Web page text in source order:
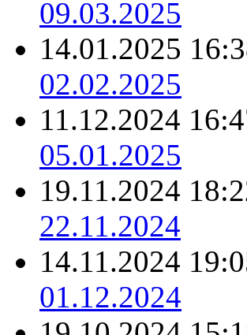
09.03.2025
14.01.2025
02.02.2025
11.12.2024
05.01.2025
19.11.2024
22.11.2024
14.11.2024
01.12.2024